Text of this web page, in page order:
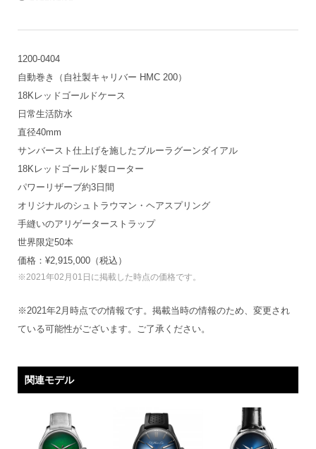
1200-0404
自動巻き（自社製キャリバー HMC 200）
18Kレッドゴールドケース
日常生活防水
直径40mm
サンバースト仕上げを施したブルーラグーンダイアル
18Kレッドゴールド製ローター
パワーリザーブ約3日間
オリジナルのシュトラウマン・ヘアスプリング
手縫いのアリゲーターストラップ
世界限定50本
価格：¥2,915,000（税込）
※2021年02月01日に掲載した時点の価格です。
※2021年2月時点での情報です。掲載当時の情報のため、変更され
ている可能性がございます。ご了承ください。
関連モデル